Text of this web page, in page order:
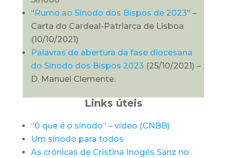
“ Rumo ao Sínodo dos Bispos de 2023” –
Carta do Cardeal-Patriarca de Lisboa
(10/10/2021)
Palavras de abertura da fase diocesana
do Sínodo dos Bispos 2023 (25/10/2021) –
D. Manuel Clemente.
Links úteis
“0 que é o sínodo” – vídeo (CNBB)
Um sínodo para todos
As crónicas de Cristina Inogés Sanz no